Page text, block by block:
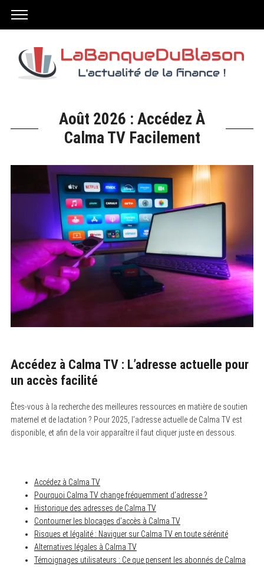
Août 2026 : Accédez À
Calma TV Facilement
Accédez à Calma TV : L’adresse actuelle pour
un accès facilité
Êtes-vous à la recherche des meilleures ressources en matière de soutien
maternel et de lactation ? Pour 2025, l’adresse actuelle de Calma TV est
disponible, et afin de la voir apparaître il faut cliquer juste en dessous.
Accédez à Calma TV
Pourquoi Calma TV change fréquemment d’adresse ?
Historique des adresses de Calma TV
Contourner les blocages d’accès à Calma TV
Risques et légalité : Naviguer sur Calma TV en toute sérénité
Alternatives légales à Calma TV
Témoignages utilisateurs : Ce que pensent les abonnés de Calma